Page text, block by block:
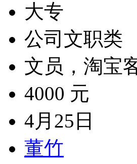
大专
公司文职类
文员，淘宝
4000 元
4月25日
董竹